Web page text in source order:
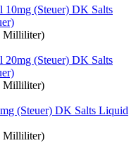
DK Salts
Milliliter)
DK Salts
Milliliter)
DK Salts Liquid
Milliliter)